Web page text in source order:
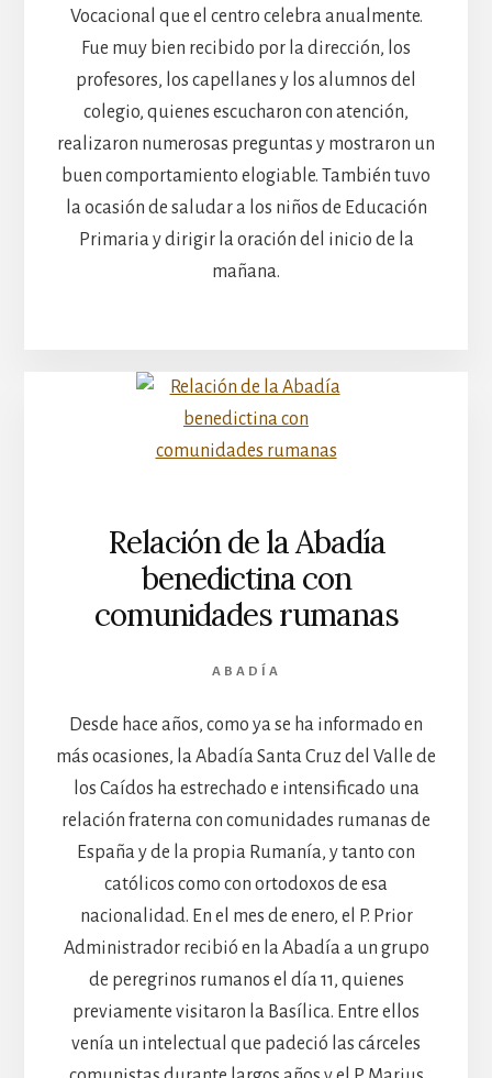
Vocacional que el centro celebra anualmente.
Fue muy bien recibido por la dirección, los
profesores, los capellanes y los alumnos del
colegio, quienes escucharon con atención,
realizaron numerosas preguntas y mostraron un
buen comportamiento elogiable. También tuvo
la ocasión de saludar a los niños de Educación
Primaria y dirigir la oración del inicio de la
mañana.
Relación de la Abadía
benedictina con
comunidades rumanas
ABADÍA
Desde hace años, como ya se ha informado en
más ocasiones, la Abadía Santa Cruz del Valle de
los Caídos ha estrechado e intensificado una
relación fraterna con comunidades rumanas de
España y de la propia Rumanía, y tanto con
católicos como con ortodoxos de esa
nacionalidad. En el mes de enero, el P. Prior
Administrador recibió en la Abadía a un grupo
de peregrinos rumanos el día 11, quienes
previamente visitaron la Basílica. Entre ellos
venía un intelectual que padeció las cárceles